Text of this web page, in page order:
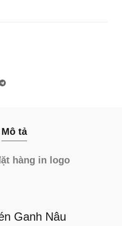
Mô tả
hàng in logo
Ganh Nâu